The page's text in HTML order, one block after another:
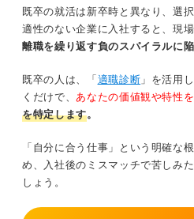
既卒の就活は新卒時と異なり、選
適性のない企業に入社すると、現
離職を繰り返す負のスパイラルに陥
既卒の人は、「 適職診断 」を活用
くだけで、あなたの価値観や特性
を特定します。
「自分に合う仕事」という明確な
め、入社後のミスマッチで苦しみ
しょう。